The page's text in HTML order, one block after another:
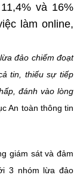
Công nghệ.
lại thông tin từ
và 16%
làm online,
đảo chiếm đoạt
tin, thiếu sự tiếp
đánh vào lòng
An toàn thông tin
giám sát và đảm
3 nhóm lừa đảo